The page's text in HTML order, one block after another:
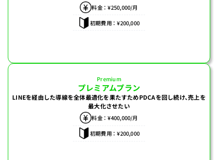
料金 ： ¥250,000/月
初期費用 ： ¥200,000
Premium
プレミアムプラン
LINEを経由した導線を全体最適化を果たすためPDCAを回し続け、売上を
最大化させたい
料金 ： ¥400,000/月
初期費用 ： ¥200,000